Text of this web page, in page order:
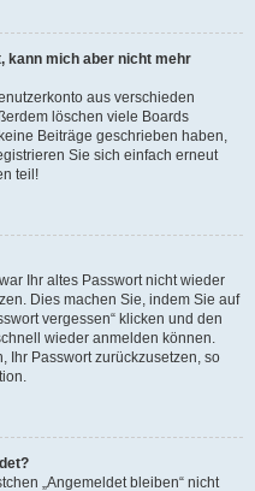
kann mich aber nicht mehr
aus verschieden
löschen viele Boards
Beiträge geschrieben haben,
Sie sich einfach erneut
teil!
Ihr altes Passwort nicht wieder
Dies machen Sie, indem Sie auf
vergessen“ klicken und den
wieder anmelden können.
Ihr Passwort zurückzusetzen, so
„Angemeldet bleiben“ nicht